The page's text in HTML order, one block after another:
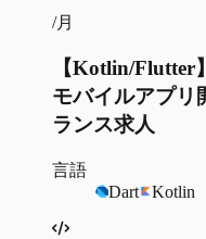
/月
【Kotlin/Flutter
モバイルアプリ
ランス求人
言語
Dart
Kotlin